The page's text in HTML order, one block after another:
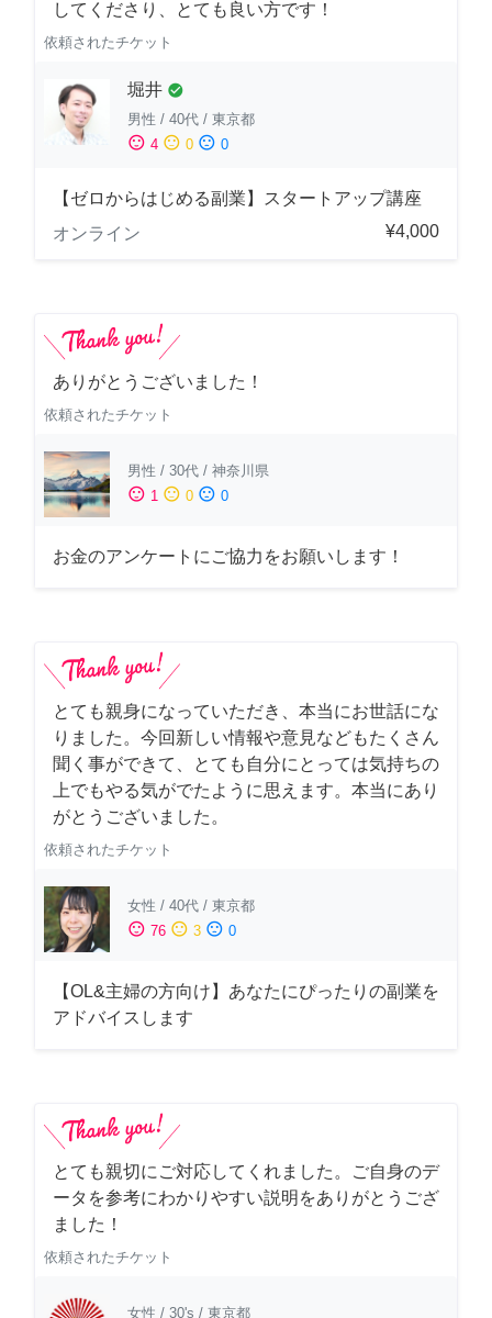
してくださり、とても良い方です！
依頼されたチケット
堀井 check_circle
男性 / 40代 / 東京都
sentiment_satisfied 4 sentiment_neutral 0 sentiment_dissatisfied 0
【ゼロからはじめる副業】スタートアップ講座
オンライン
¥4,000
ありがとうございました！
依頼されたチケット
男性 / 30代 / 神奈川県
sentiment_satisfied 1 sentiment_neutral 0 sentiment_dissatisfied 0
お金のアンケートにご協力をお願いします！
とても親身になっていただき、本当にお世話にな
りました。今回新しい情報や意見などもたくさん
聞く事ができて、とても自分にとっては気持ちの
上でもやる気がでたように思えます。本当にあり
がとうございました。
依頼されたチケット
女性 / 40代 / 東京都
sentiment_satisfied 76 sentiment_neutral 3 sentiment_dissatisfied 0
【OL&主婦の方向け】あなたにぴったりの副業を
アドバイスします
とても親切にご対応してくれました。ご自身のデ
ータを参考にわかりやすい説明をありがとうござ
ました！
依頼されたチケット
女性 / 30's / 東京都